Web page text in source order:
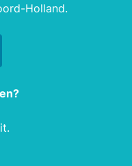
Holland.